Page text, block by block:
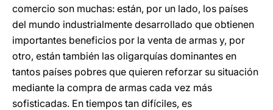
comercio son muchas: están, por un lado, los países
del mundo industrialmente desarrollado que obtienen
importantes beneficios por la venta de armas y, por
otro, están también las oligarquías dominantes en
tantos países pobres que quieren reforzar su situación
mediante la compra de armas cada vez más
sofisticadas. En tiempos tan difíciles, es